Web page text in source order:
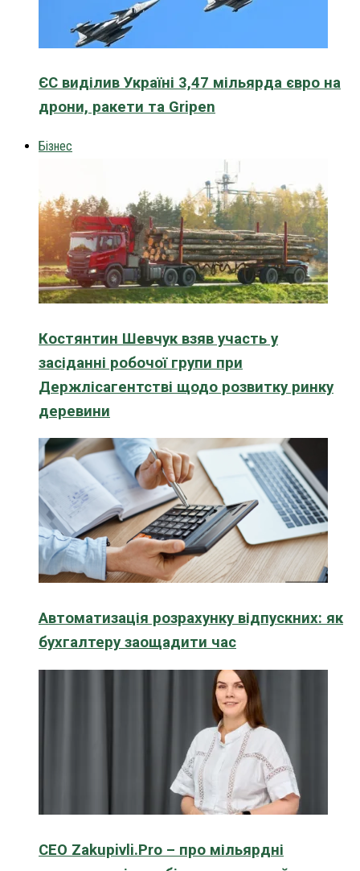
ЄС виділив Україні 3,47 мільярда євро на
дрони, ракети та Gripen
Бізнес
Костянтин Шевчук взяв участь у
засіданні робочої групи при
Держлісагентстві щодо розвитку ринку
деревини
Автоматизація розрахунку відпускних: як
бухгалтеру заощадити час
CEO Zakupivli.Pro – про мільярдні